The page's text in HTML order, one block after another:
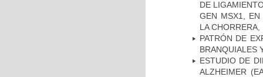
DE
GEN MSX1, EN
LA
PATRÓN DE
BRANQUIALES
ESTUDIO DE
ALZHEIMER